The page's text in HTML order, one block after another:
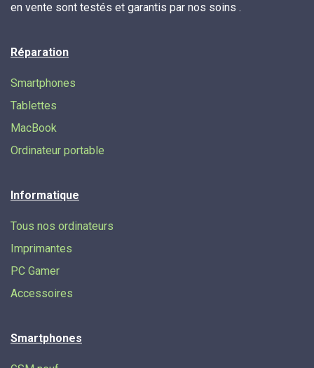
en vente sont testés et garantis par nos soins .
Réparation
Smartphones
Tablettes
MacBook
Ordinateur portable
Informatique
Tous nos ordinateurs
Imprimantes
PC Gamer
Accessoires
Smartphones